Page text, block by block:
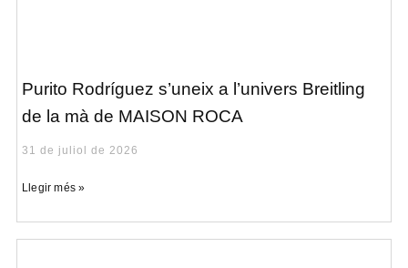
Purito Rodríguez s’uneix a l’univers Breitling
de la mà de MAISON ROCA
31 de juliol de 2026
Llegir més »